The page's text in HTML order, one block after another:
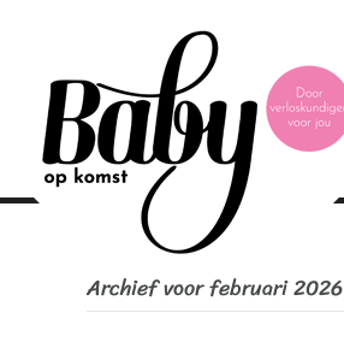
Archief voor februari 2026